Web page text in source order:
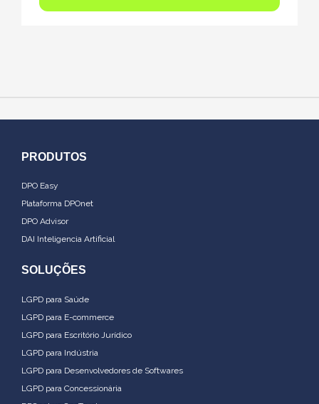
PRODUTOS
DPO Easy
Plataforma DPOnet
DPO Advisor
DAI Inteligencia Artificial
SOLUÇÕES
LGPD para Saúde
LGPD para E-commerce
LGPD para Escritório Jurídico
LGPD para Indústria
LGPD para Desenvolvedores de Softwares
LGPD para Concessionária